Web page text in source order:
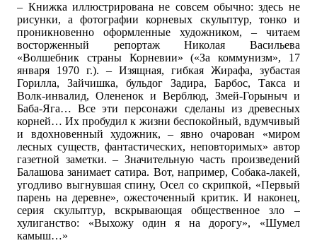
– Книжка иллюстрирована не совсем обычно: здесь не
рисунки, а фотографии корневых скульптур, тонко и
проникновенно оформленные художником, – читаем
восторженный репортаж Николая Васильева
«Волшебник страны Корневии» («За коммунизм», 17
января 1970 г.). – Изящная, гибкая Жирафа, зубастая
Горилла, Зайчишка, бульдог Задира, Барбос, Такса и
Волк-инвалид, Олененок и Верблюд, Змей-Горыныч и
Баба-Яга… Все эти персонажи сделаны из древесных
корней… Их пробудил к жизни беспокойный, вдумчивый
и вдохновенный художник, – явно очарован «миром
лесных существ, фантастических, неповторимых» автор
газетной заметки. – Значительную часть произведений
Балашова занимает сатира. Вот, например, Собака-лакей,
угодливо выгнувшая спину, Осел со скрипкой, «Первый
парень на деревне», ожесточенный критик. И наконец,
серия скульптур, вскрывающая общественное зло –
хулиганство: «Выхожу один я на дорогу», «Шумел
камыш…»